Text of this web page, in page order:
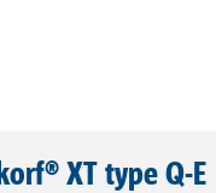
(NL) Nederlands
XT type Q-E